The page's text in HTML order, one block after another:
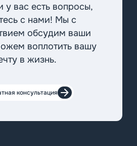
у вас есть вопросы,
с нами! Мы с
обсудим ваши
воплотить вашу
в жизнь.
консультация